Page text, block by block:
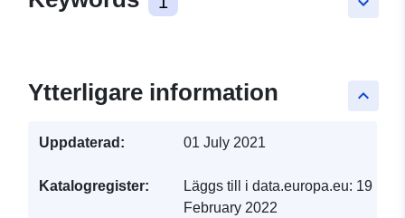
keyboard_arrow_up
Ytterligare information
Uppdaterad: 01 July 2021
Katalogregister: Läggs till i data.europa.eu: 19
February 2022